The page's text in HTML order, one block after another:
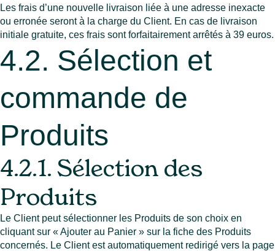
Les frais d’une nouvelle livraison liée à une adresse inexacte
ou erronée seront à la charge du Client. En cas de livraison
initiale gratuite, ces frais sont forfaitairement arrêtés à 39 euros.
4.2. Sélection et
commande de
Produits
4.2.1. Sélection des
Produits
Le Client peut sélectionner les Produits de son choix en
cliquant sur « Ajouter au Panier » sur la fiche des Produits
concernés. Le Client est automatiquement redirigé vers la page